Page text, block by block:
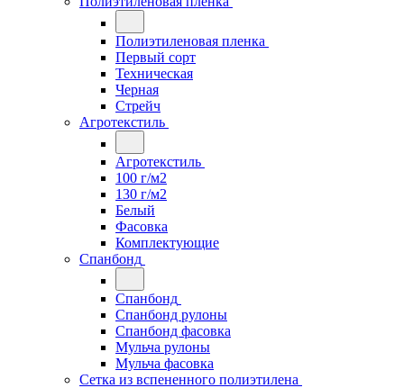
Полиэтиленовая пленка
Первый сорт
Техническая
Черная
Стрейч
Агротекстиль
Агротекстиль
100 г/м2
130 г/м2
Белый
Фасовка
Комплектующие
Спанбонд
Спанбонд
Спанбонд рулоны
Спанбонд фасовка
Мульча рулоны
Мульча фасовка
Сетка из вспененного полиэтилена